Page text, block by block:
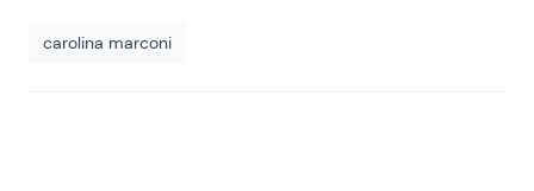
carolina marconi